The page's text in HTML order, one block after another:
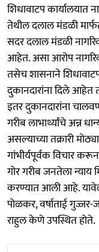
शिधावाटप कार्यालयात
तेथील दलाल मंडळी
सदर दलाल मंडळी
आहेत. असा आरोप
तसेच शासनाने
दुकानदारांना दिले आहेत
इतर दुकानदारांना
गरीब लाभार्थ्यांचे अन्न
असल्याच्या तक्रारी
गांभीर्यपूर्वक विचार
गोर गरीब जनतेला न्याय
करण्यात आली आहे.
पोळकर, वर्षाताई
राहुल केणे उपस्थित होते.